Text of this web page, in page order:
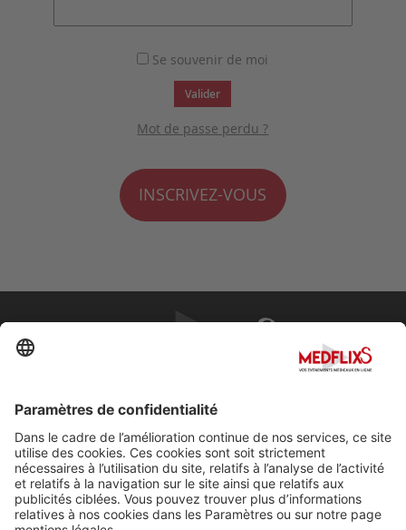
Se souvenir de moi
Valider
Mot de passe perdu ?
INSCRIVEZ-VOUS
À propos de MedflixS®
Aide
Contact
Mentions légales